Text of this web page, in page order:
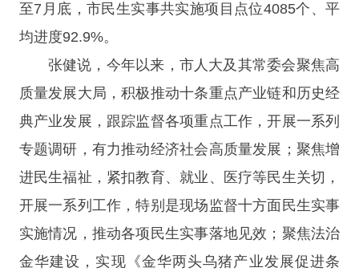
至7月底，市民生实事共实施项目点位4085个、平
均进度92.9%。
张健说，今年以来，市人大及其常委会聚焦高
质量发展大局，积极推动十条重点产业链和历史经
典产业发展，跟踪监督各项重点工作，开展一系列
专题调研，有力推动经济社会高质量发展；聚焦增
进民生福祉，紧扣教育、就业、医疗等民生关切，
开展一系列工作，特别是现场监督十方面民生实事
实施情况，推动各项民生实事落地见效；聚焦法治
金华建设，实现《金华两头乌猪产业发展促进条